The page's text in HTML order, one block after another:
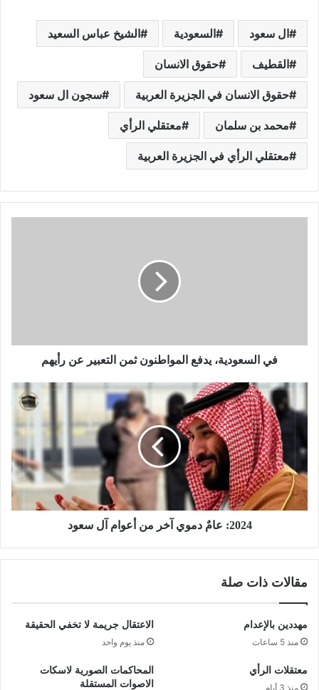
ال سعود السعودية الشيخ عباس السعيد
القطيف حقوق الانسان
حقوق الانسان في الجزيرة العربية سجون ال سعود
محمد بن سلمان معتقلي الرأي
معتقلي الرأي في الجزيرة العربية
في السعودية، يدفع المواطنون ثمن التعبير عن رأيهم
2024: عامٌ دموي آخر من أعوام آل سعود
مقالات ذات صلة
مهددين بالإعدام
منذ 5 ساعات
الاعتقال جريمة لا تخفي الحقيقة
منذ يوم واحد
معتقلات الرأي
منذ 3 أيام
المحاكمات الصورية لاسكات
الاصوات المستقلة